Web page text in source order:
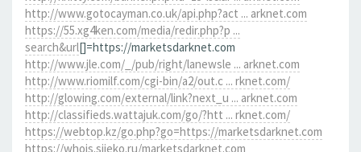
http://www.gotocayman.co.uk/api.php?act ... arknet.com
https://55.xg4ken.com/media/redir.php?p ...
search&url[]=https://marketsdarknet.com
http://www.jle.com/_/pub/right/lanewsle ... arknet.com
http://www.riomilf.com/cgi-bin/a2/out.c ... rknet.com/
http://glowing.com/external/link?next_u ... arknet.com
http://classifieds.wattajuk.com/go/?htt ... rknet.com/
https://webtop.kz/go.php?go=https://marketsdarknet.com
https://whois.sijeko.ru/marketsdarknet.com